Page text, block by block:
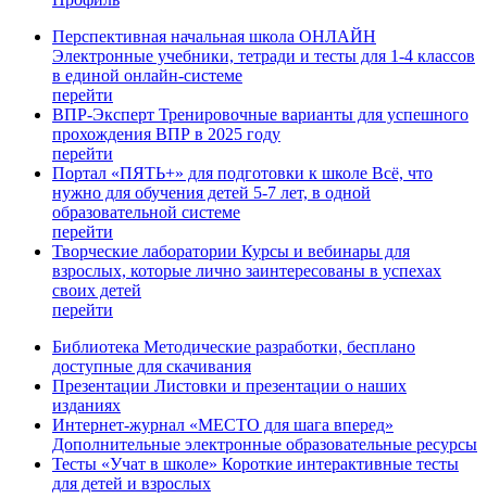
Перспективная начальная школа ОНЛАЙН
Электронные учебники, тетради и тесты для 1-4 классов
в единой онлайн-системе
перейти
ВПР-Эксперт Тренировочные варианты для успешного
прохождения ВПР в 2025 году
перейти
Портал «ПЯТЬ+» для подготовки к школе Всё, что
нужно для обучения детей 5-7 лет, в одной
образовательной системе
перейти
Творческие лаборатории Курсы и вебинары для
взрослых, которые лично заинтересованы в успехах
своих детей
перейти
Библиотека Методические разработки, бесплано
доступные для скачивания
Презентации Листовки и презентации о наших
изданиях
Интернет-журнал «МЕСТО для шага вперед»
Дополнительные электронные образовательные ресурсы
Тесты «Учат в школе» Короткие интерактивные тесты
для детей и взрослых